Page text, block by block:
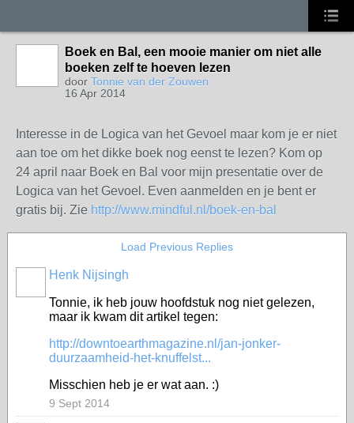
Boek en Bal, een mooie manier om niet alle
boeken zelf te hoeven lezen
door Tonnie van der Zouwen
16 Apr 2014
Interesse in de Logica van het Gevoel maar kom je er niet
aan toe om het dikke boek nog eenst te lezen? Kom op
24 april naar Boek en Bal voor mijn presentatie over de
Logica van het Gevoel. Even aanmelden en je bent er
gratis bij. Zie http://www.mindful.nl/boek-en-bal
Load Previous Replies
Henk Nijsingh
Tonnie, ik heb jouw hoofdstuk nog niet gelezen,
maar ik kwam dit artikel tegen:
http://downtoearthmagazine.nl/jan-jonker-
duurzaamheid-het-knuffelst...
Misschien heb je er wat aan. :)
9 Sept 2014